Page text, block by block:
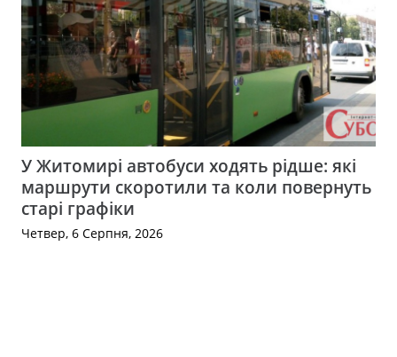
У Житомирі автобуси ходять рідше: які
маршрути скоротили та коли повернуть
старі графіки
Четвер, 6 Серпня, 2026